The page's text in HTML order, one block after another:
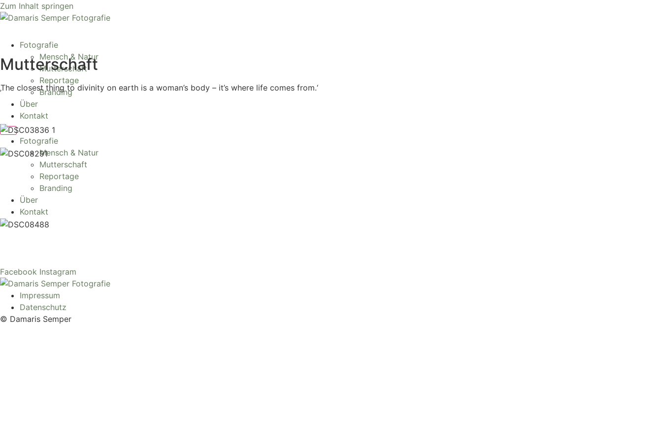
Zum Inhalt springen
Fotografie
Mensch & Natur
Mutterschaft
Reportage
Branding
Über
Kontakt
Fotografie
Mensch & Natur
Mutterschaft
Reportage
Branding
Über
Kontakt
Mutterschaft
‚The closest thing to divinity on earth is a woman’s body – it’s where life comes from.‘
Facebook Instagram
Impressum
Datenschutz
© Damaris Semper